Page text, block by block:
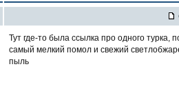
Тут где-то была ссылка про одного турка,
самый мелкий помол и свежий
пыль